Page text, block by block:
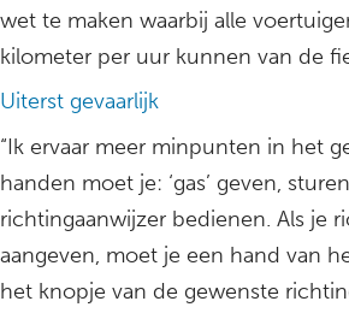
wet te maken waarbij alle
kilometer per uur kunnen van de
Uiterst gevaarlijk
“Ik ervaar meer minpunten in het
handen moet je: ‘gas’ geven,
richtingaanwijzer bedienen. Als je
aangeven, moet je een hand van
het knopje van de gewenste